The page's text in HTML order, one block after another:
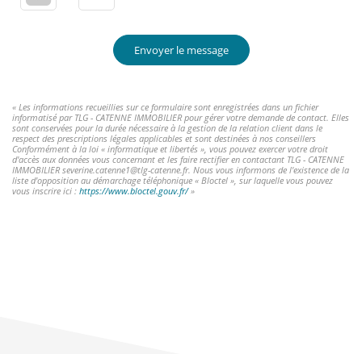
Envoyer le message
« Les informations recueillies sur ce formulaire sont enregistrées dans un fichier
informatisé par TLG - CATENNE IMMOBILIER pour gérer votre demande de contact. Elles
sont conservées pour la durée nécessaire à la gestion de la relation client dans le
respect des prescriptions légales applicables et sont destinées à nos conseillers
Conformément à la loi « informatique et libertés », vous pouvez exercer votre droit
d'accès aux données vous concernant et les faire rectifier en contactant TLG - CATENNE
IMMOBILIER severine.catenne1@tlg-catenne.fr. Nous vous informons de l'existence de la
liste d'opposition au démarchage téléphonique « Bloctel », sur laquelle vous pouvez
vous inscrire ici : https://www.bloctel.gouv.fr/»